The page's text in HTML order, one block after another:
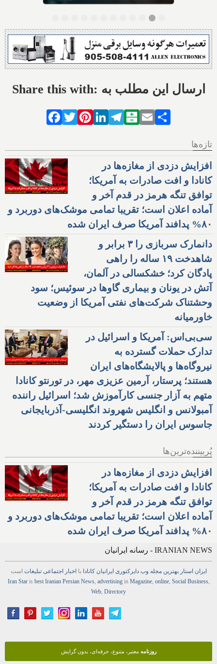
Share this with: ارسال این مطلب به
Facebook
TwitterPinterestLinkedIn
Telegram
Balatarin
Email
تازه‌ها
افزایش دزدی از مغازه‌ها در
کانادا و افت صادرات به آمریکا؛
توافق تنگه هرمز در قدم آخر و
آماده اعلان است؛ تقریبا تمامی موشک‌های دوربرد و
۸۰% پدافند آمریکا صرف ایران شده
دانمارک سربازی را ۳ برابر و
شاهدخت ۱۹ ساله را راهی
پادگان کرد؛ خشکسالی در آلمان،
آتش در یونان و بیماری گاوها در سوئیس؛ سود
وحشتناک شرکت‌های نفتی آمریکا از وضعیت
خاورمیانه
سی‌بی‌اس: آمریکا و اسرائیل در
تدارک حملات گسترده به
نیروگاه‌ها و پالایشگاه‌های ایران
هستند؛ پرستار، آرمین عزیزی مهر، در تورنتو کانادا
متهم به آزار جنسی کارآموزش شد؛ اسرائیل راننده
آمبولانس و انگلیس شهروند انگلیسی-آذربایجانی
جاسوس ایران را دستگیر کردند
پُربیننده‌ترین‌ها
افزایش دزدی از مغازه‌ها در
کانادا و افت صادرات به آمریکا؛
توافق تنگه هرمز در قدم آخر و
آماده اعلان است؛ تقریبا تمامی موشک‌های دوربرد و
۸۰% پدافند آمریکا صرف ایران شده
IRANIAN NEWS - رسانه ایرانیان
ایران استار بهترین مجله وب دایرکتوری ایرانیان کانادا بااخبار اجتماعی تبلیغات است
Iran Staris best Iranian Persian News, advertisingin Magazine, online, Social Business,
Web Directory
روزنامه معتبر، متنوع، حرفه‌ای، بدون گرایش